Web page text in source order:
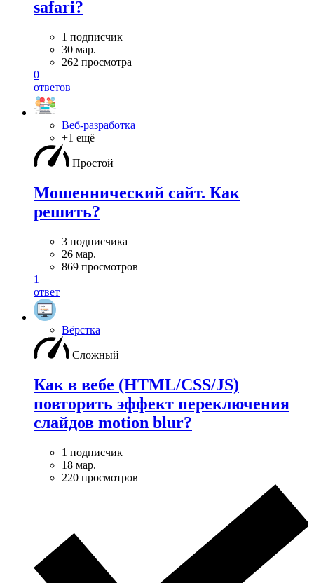
safari?
1 подписчик
30 мар.
262 просмотра
0
ответов
Веб-разработка
+1 ещё
Простой
Мошеннический сайт. Как
решить?
3 подписчика
26 мар.
869 просмотров
1
ответ
Вёрстка
Сложный
Как в вебе (HTML/CSS/JS)
повторить эффект переключения
слайдов motion blur?
1 подписчик
18 мар.
220 просмотров